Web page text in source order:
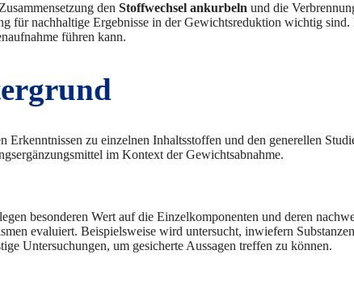
den Stoffwechsel ankurbeln und die
für nachhaltige Ergebnisse in der Gewichtsreduktion wichtig
führen kann.
Erkenntnissen zu einzelnen Inhaltsstoffen und den generellen
im Kontext der Gewichtsabnahme.
besonderen Wert auf die Einzelkomponenten und deren
evaluiert. Beispielsweise wird untersucht, inwiefern
Untersuchungen, um gesicherte Aussagen treffen zu können.